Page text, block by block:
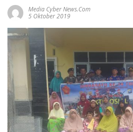
Media Cyber News.Com
5 Oktober 2019